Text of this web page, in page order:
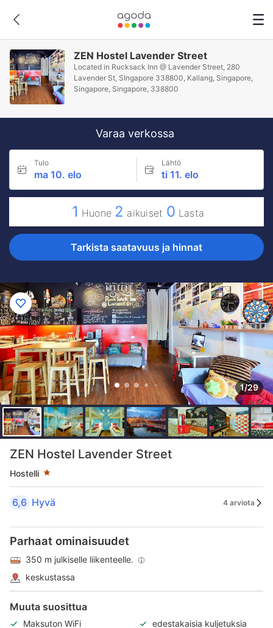
ZEN Hostel Lavender Street
Located in Rucksack Inn @ Lavender Street, 280
Lavender St, SIngapore 338800, Kallang, Singapore,
Singapore, Singapore, 338800
Varaa verkossa
Tulo
ma 10. elo
Lähtö
ti 11. elo
1 Huone 2 aikuiset 0 Lasta
Tarkista saatavuus ja hinnat
1/29
ZEN Hostel Lavender Street
Hostelli
Tähtiluokitus 1 tähteä
6,6 Hyvä 4 arviota
Parhaat ominaisuudet
350 m julkiselle liikenteelle.
keskustassa
Muuta suosittua
Maksuton WiFi
edestakaisia kuljetuksia